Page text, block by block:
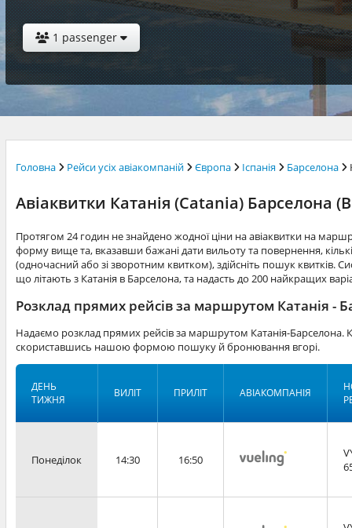
1 passenger
Головна Рейси усіх авіакомпаній Європа Іспанія Барселона
Авіаквитки Катанія (Catania) Барселона
Протягом 24 годин не знайдено жодної ціни на авіаквитки на
форму вище та, вказавши бажані дати вильоту та повернення,
(одночасний або зі зворотним квитком), здійсніть пошук квитків.
що літають з Катанія в Барселона, та надасть до 200 найкращих
Розклад прямих рейсів за маршрутом Катанія -
Надаємо розклад прямих рейсів за маршрутом Катанія-Барселона.
скориставшись нашою формою пошуку й бронювання вгорі.
ДЕНЬ
ТИЖНЯ
ВИЛІТ ПРИЛІТ АВІАКОМПАНІЯ
Понеділок 14:30 16:50